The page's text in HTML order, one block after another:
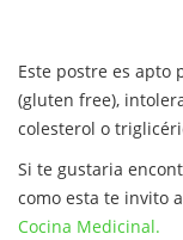
Este postre es apto
(gluten free),
colesterol o
Si te gustaria
como esta te invito
Cocina Medicinal.